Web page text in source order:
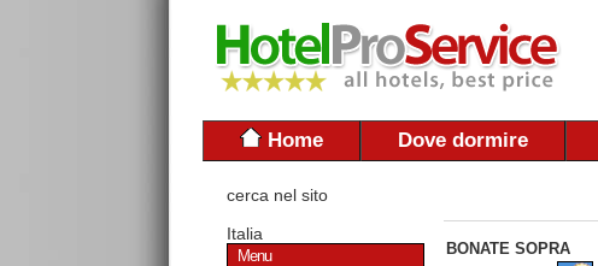
Home Dove dormire
cerca nel sito
Italia
Menu BONATE SOPRA